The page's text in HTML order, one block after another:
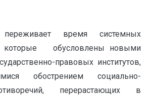
время системных
которые обусловлены новыми
правовых институтов,
обострением социально-
перерастающих в